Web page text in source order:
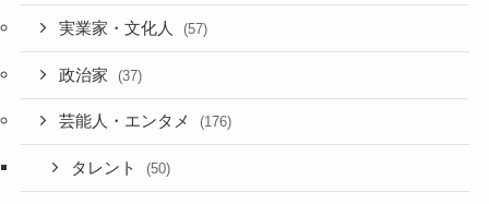
実業家・文化人 (57)
政治家 (37)
芸能人・エンタメ (176)
タレント (50)